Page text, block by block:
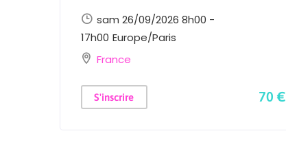
sam 26/09/2026 8h00 -
17h00 Europe/Paris
France
S'inscrire 70 €